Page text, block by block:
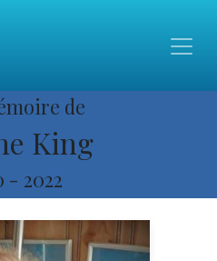
de
King
- 2022